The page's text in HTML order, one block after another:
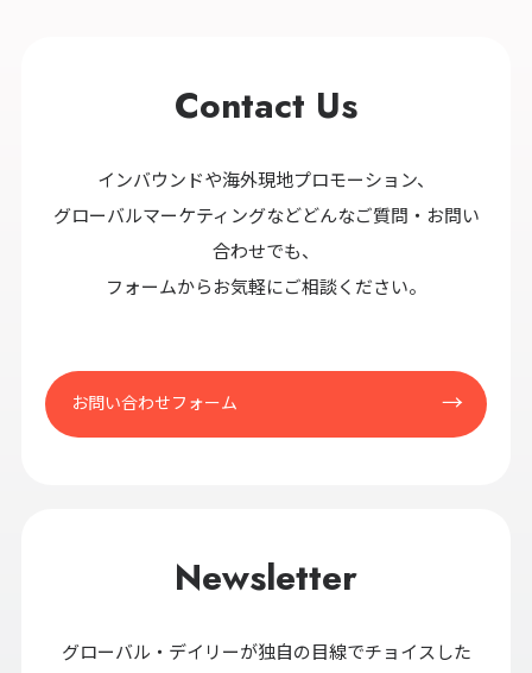
Contact Us
インバウンドや海外現地プロモーション、
グローバルマーケティングなどどんなご質問・お問い
合わせでも、
フォームからお気軽にご相談ください。
お問い合わせフォーム
Newsletter
グローバル・デイリーが独自の目線でチョイスした